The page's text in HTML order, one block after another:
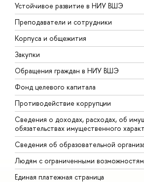
Устойчивое развитие в НИУ ВШЭ
Преподаватели и сотрудники
Корпуса и общежития
Закупки
Обращения граждан в НИУ ВШЭ
Фонд целевого капитала
Противодействие коррупции
Сведения о доходах, расходах, об
обязательствах имущественного
Сведения об образовательной
Людям с ограниченными
Единая платежная страница